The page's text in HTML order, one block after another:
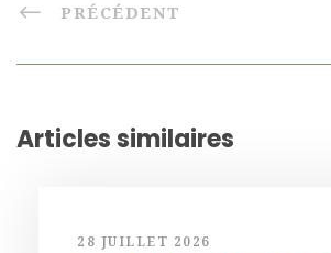
PRÉCÉDENT
Articles similaires
28 JUILLET 2026